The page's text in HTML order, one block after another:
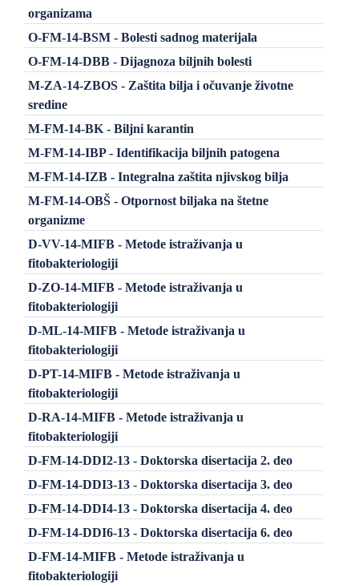
organizama
O-FM-14-BSM - Bolesti sadnog materijala
O-FM-14-DBB - Dijagnoza biljnih bolesti
M-ZA-14-ZBOS - Zaštita bilja i očuvanje životne
sredine
M-FM-14-BK - Biljni karantin
M-FM-14-IBP - Identifikacija biljnih patogena
M-FM-14-IZB - Integralna zaštita njivskog bilja
M-FM-14-OBŠ - Otpornost biljaka na štetne
organizme
D-VV-14-MIFB - Metode istraživanja u
fitobakteriologiji
D-ZO-14-MIFB - Metode istraživanja u
fitobakteriologiji
D-ML-14-MIFB - Metode istraživanja u
fitobakteriologiji
D-PT-14-MIFB - Metode istraživanja u
fitobakteriologiji
D-RA-14-MIFB - Metode istraživanja u
fitobakteriologiji
D-FM-14-DDI2-13 - Doktorska disertacija 2. deo
D-FM-14-DDI3-13 - Doktorska disertacija 3. deo
D-FM-14-DDI4-13 - Doktorska disertacija 4. deo
D-FM-14-DDI6-13 - Doktorska disertacija 6. deo
D-FM-14-MIFB - Metode istraživanja u
fitobakteriologiji